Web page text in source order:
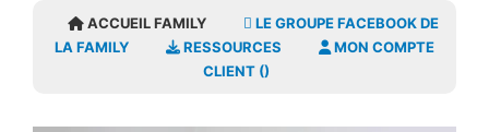
ACCUEIL FAMILY
LE GROUPE FACEBOOK DE
LA FAMILY
RESSOURCES
MON COMPTE
CLIENT ()